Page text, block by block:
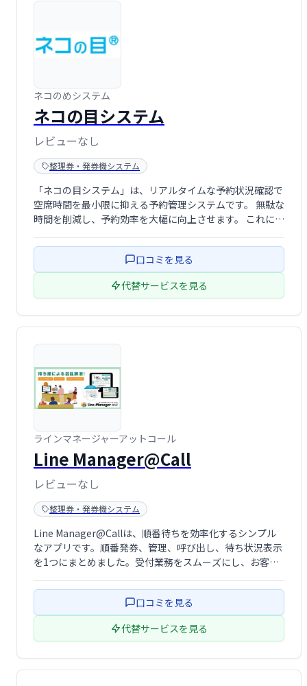
ネコのめシステム
ネコの目システム
レビューなし
整理券・発券機システム
「ネコの目システム」は、リアルタイムな予約状況確認で
空席時間を最小限に抑える予約管理システムです。 無駄な
時間を削減し、予約効率を大幅に向上させます。 これによ
す。
口コミを見る
代替サービスを見る
ラインマネージャーアットコール
Line Manager@Call
レビューなし
整理券・発券機システム
Line Manager@Callは、順番待ちを効率化するシンプル
なアプリです。順番発券、管理、呼び出し、待ち状況表示
を1つにまとめました。受付業務をスムーズにし、お客様
口コミを見る
代替サービスを見る